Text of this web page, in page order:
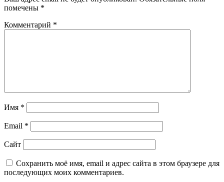
помечены *
Комментарий *
Имя *
Email *
Сайт
Сохранить моё имя, email и адрес сайта в этом браузере для
последующих моих комментариев.